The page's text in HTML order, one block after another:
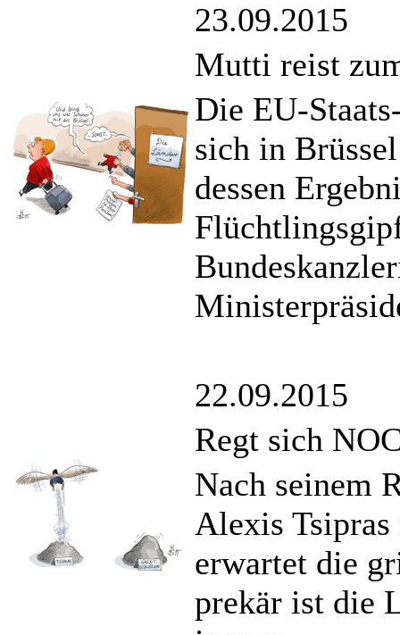
23.09.2015
Mutti reist
Die EU-
sich in
dessen
22.09.2015
Regt sich
Nach seinem
Alexis
erwartet die
prekär ist die